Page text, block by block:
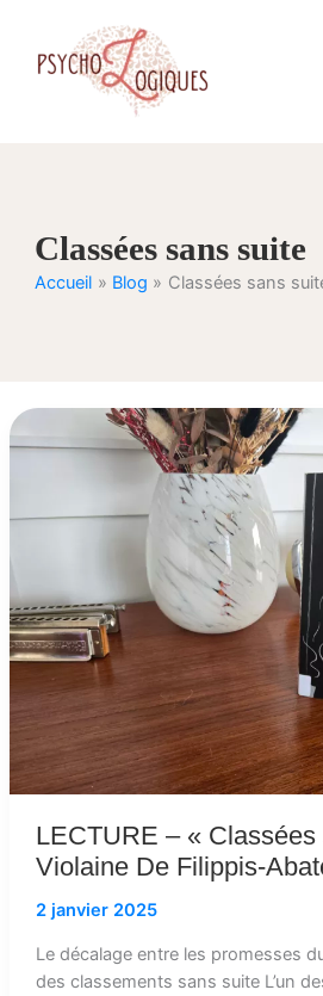
contenu
Classées sans suite
Accueil Blog Classées sans
LECTURE – «
Violaine De Filippis-
2 janvier 2025
Le décalage entre les promesses
des classements sans suite L’un
LECTURE
–
De
Filippis-
Abate